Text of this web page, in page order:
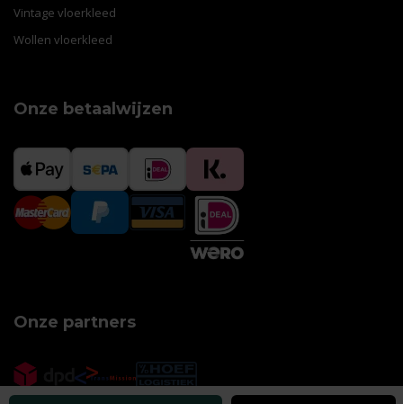
Vintage vloerkleed
Wollen vloerkleed
Onze betaalwijzen
Onze partners